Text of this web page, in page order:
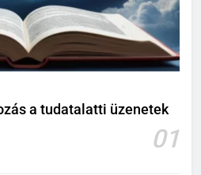
a tudatalatti üzenetek
01